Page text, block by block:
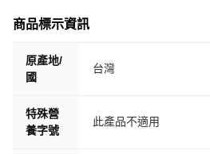
商品標示資訊
原產地/
國
台灣
特殊營
養字號
此產品不適用